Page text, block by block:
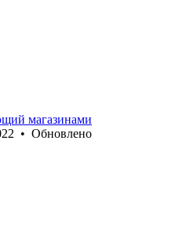
магазинами
• Обновлено